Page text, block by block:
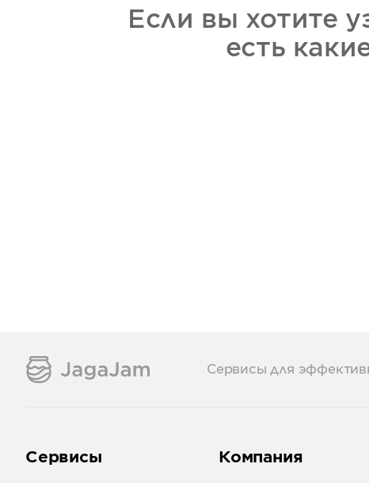
Если вы хотите
есть
Сервисы для
Сервисы Компания